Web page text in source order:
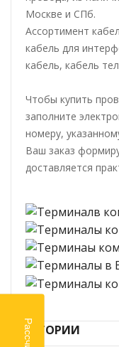
Москве и СПб.
Ассортимент
кабель для
кабель, кабель
Чтобы купить
заполните
номеру,
Ваш заказ
доставляется
КАТЕГОРИИ